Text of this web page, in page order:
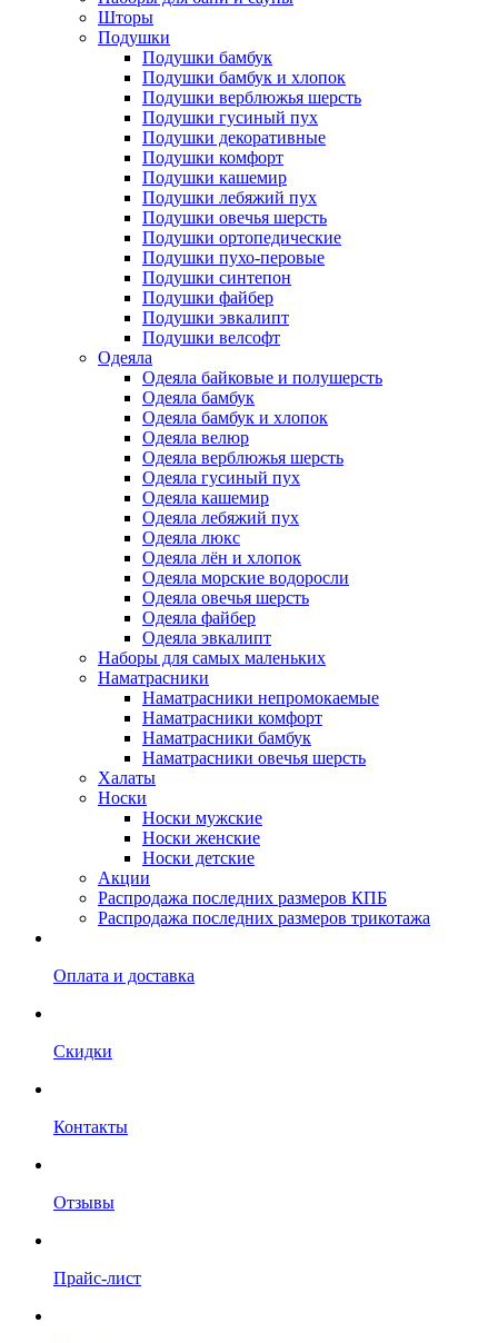
Шторы
Подушки
Подушки бамбук
Подушки бамбук и хлопок
Подушки верблюжья шерсть
Подушки гусиный пух
Подушки декоративные
Подушки комфорт
Подушки кашемир
Подушки лебяжий пух
Подушки овечья шерсть
Подушки ортопедические
Подушки пухо-перовые
Подушки синтепон
Подушки файбер
Подушки эвкалипт
Подушки велсофт
Одеяла
Одеяла байковые и полушерсть
Одеяла бамбук
Одеяла бамбук и хлопок
Одеяла велюр
Одеяла верблюжья шерсть
Одеяла гусиный пух
Одеяла кашемир
Одеяла лебяжий пух
Одеяла люкс
Одеяла лён и хлопок
Одеяла морские водоросли
Одеяла овечья шерсть
Одеяла файбер
Одеяла эвкалипт
Наборы для самых маленьких
Наматрасники
Наматрасники непромокаемые
Наматрасники комфорт
Наматрасники бамбук
Наматрасники овечья шерсть
Халаты
Носки
Носки мужские
Носки женские
Носки детские
Акции
Распродажа последних размеров КПБ
Распродажа последних размеров трикотажа
Оплата и доставка
Скидки
Контакты
Отзывы
Прайс-лист